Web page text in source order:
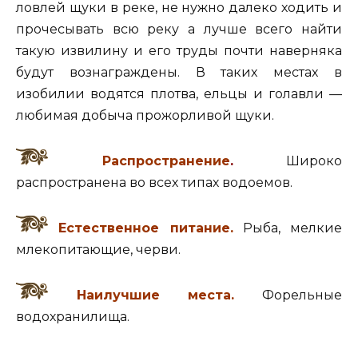
ловлей щуки в реке, не нужно далеко ходить и
прочесывать всю реку а лучше всего найти
такую извилину и его труды почти наверняка
будут вознаграждены. В таких местах в
изобилии водятся плотва, ельцы и голавли —
любимая добыча прожорливой щуки.
Распространение.Широко
распространена во всех типах водоемов.
Естественное питание.
Рыба, мелкие
млекопитающие, черви.
Наилучшие места.
Форельные
водохранилища.